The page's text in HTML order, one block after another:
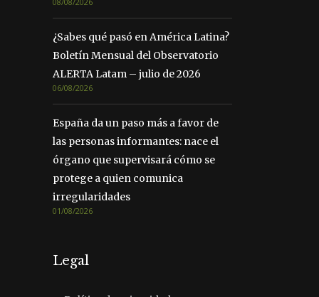
¿Sabes qué pasó en América Latina?
Boletín Mensual del Observatorio
ALERTA Latam – julio de 2026
06/08/2026
España da un paso más a favor de
las personas informantes: nace el
órgano que supervisará cómo se
protege a quien comunica
irregularidades
01/08/2026
Legal